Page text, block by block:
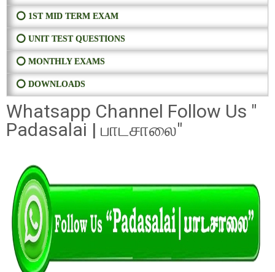
⭕ 1ST MID TERM EXAM
⭕ UNIT TEST QUESTIONS
⭕ MONTHLY EXAMS
⭕ DOWNLOADS
Whatsapp Channel Follow Us "
Padasalai | பாடசாலை"